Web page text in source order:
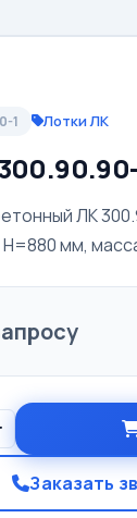
1 Лотки ЛК
ЛК
мм,
Заказать